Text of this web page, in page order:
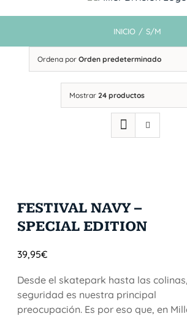
INICIO / S/M
Ordena por Orden predeterminado
Mostrar 24 productos
FESTIVAL NAVY –
SPECIAL EDITION
39,95€
Desde el skatepark hasta las
seguridad es nuestra principal
preocupación. Es por eso que, en